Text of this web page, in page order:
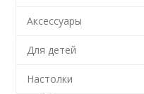
Аксессуары
Для детей
Настолки